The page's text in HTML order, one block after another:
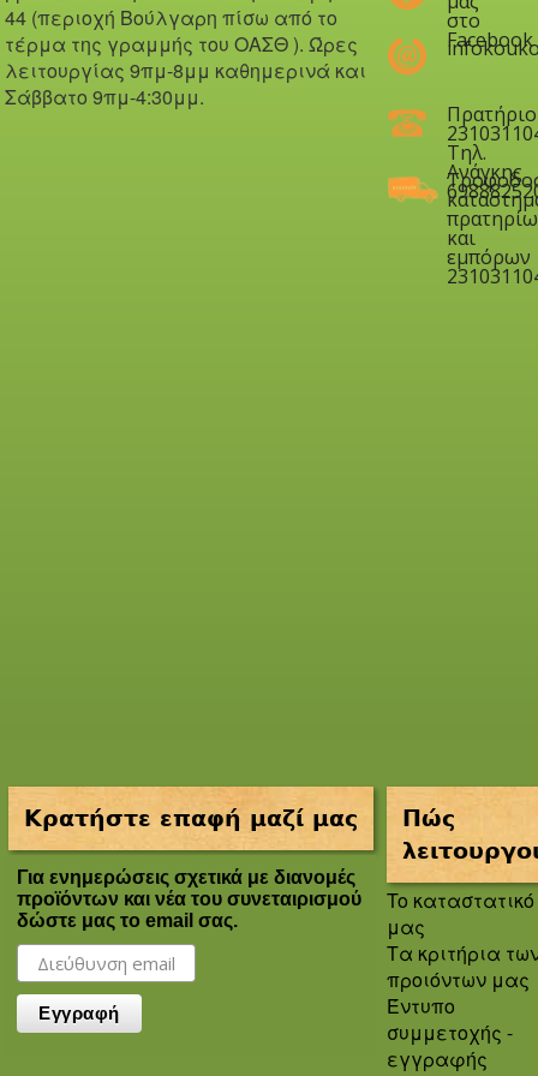
44 (περιοχή Βούλγαρη πίσω από το
τέρμα της γραμμής του ΟΑΣΘ ). Ώρες
λειτουργίας 9πμ-8μμ καθημερινά και
Σάββατο 9πμ-4:30μμ.
στο
Facebook
Πρατήριο
Τηλ.
Ανάγκης
και
εμπόρων
Κρατήστε επαφή μαζί μας
Για ενημερώσεις σχετικά με διανομές
προϊόντων και νέα του συνεταιρισμού
δώστε μας το email σας.
Πώς
To καταστατικό
μας
Τα κριτήρια
προιόντων μας
Έντυπο
συμμετοχής -
εγγραφής